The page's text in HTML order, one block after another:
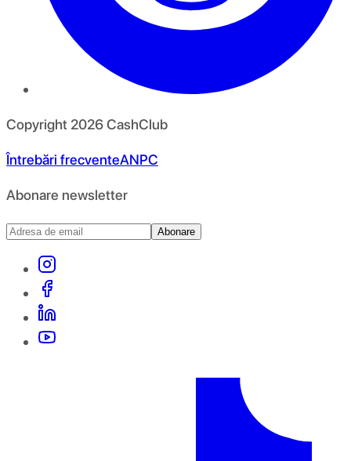
Copyright 2026CashClub
Întrebări frecventeANPC
Abonare newsletter
Abonare